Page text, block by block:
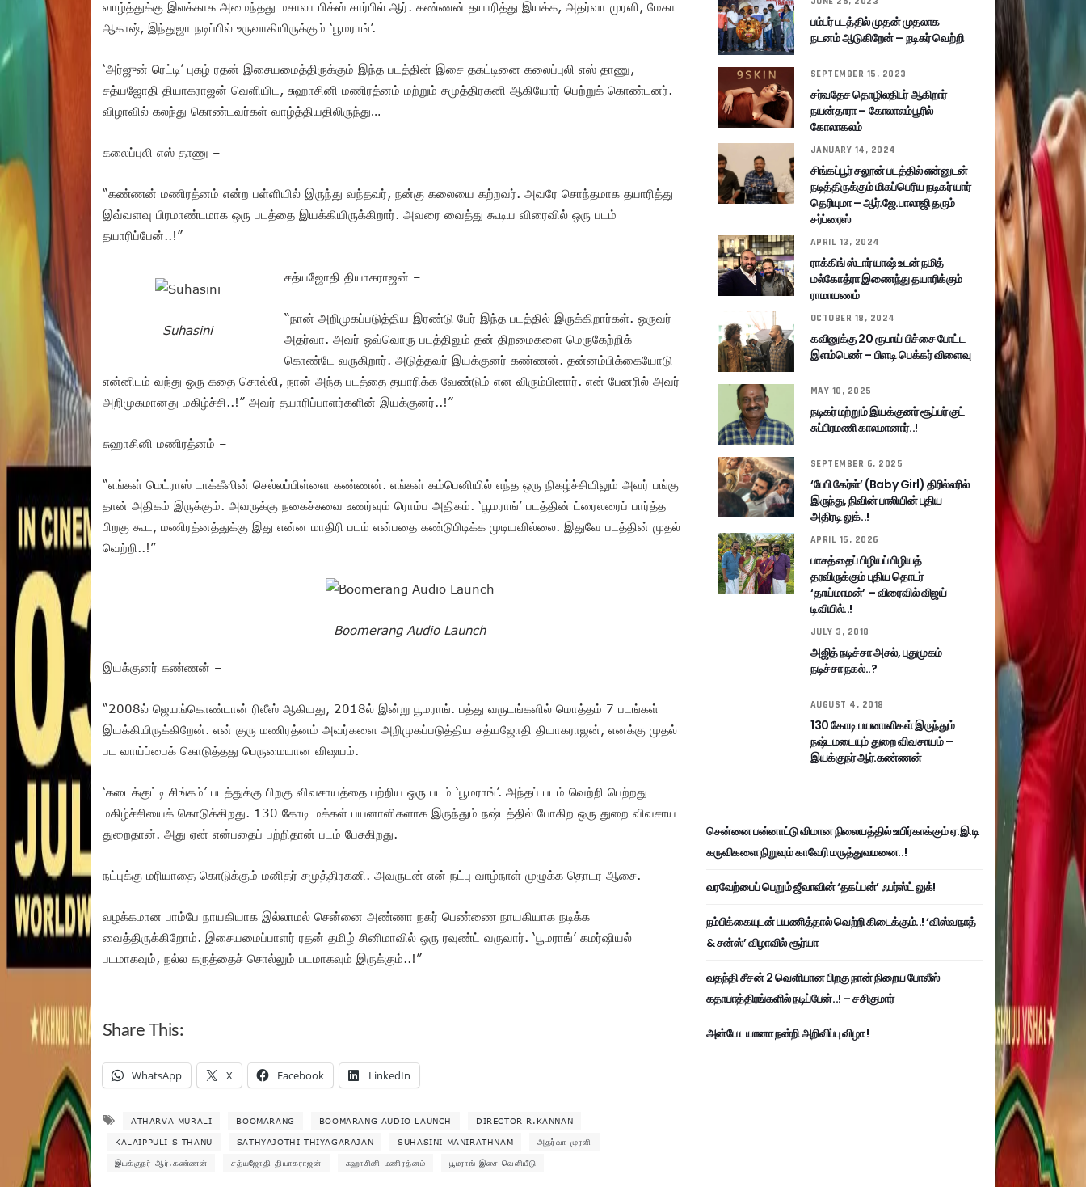
வாழ்த்துக்கு இலக்காக அமைந்தது மசாலா பிக்ஸ் சார்பில் ஆர். கண்ணன் தயாரித்து இயக்க, அதர்வா முரளி, மேகா
ஆகாஷ், இந்துஜா நடிப்பில் உருவாகியிருக்கும் ‘பூமராங்’.
‘அர்ஜுன் ரெட்டி’ புகழ் ரதன் இசையமைத்திருக்கும் இந்த படத்தின் இசை தகட்டினை கலைப்புலி எஸ் தாணு,
சத்யஜோதி தியாகராஜன் வெளியிட, சுஹாசினி மணிரத்னம் மற்றும் சமுத்திரகனி ஆகியோர் பெற்றுக் கொண்டனர்.
விழாவில் கலந்து கொண்டவர்கள் வாழ்த்தியதிலிருந்து…
கலைப்புலி எஸ் தாணு –
“கண்ணன் மணிரத்னம் என்ற பள்ளியில் இருந்து வந்தவர், நன்கு கலையை கற்றவர். அவரே சொந்தமாக தயாரித்து
இவ்வளவு பிரமாண்டமாக ஒரு படத்தை இயக்கியிருக்கிறார். அவரை வைத்து கூடிய விரைவில் ஒரு படம்
தயாரிப்பேன்..!”
Suhasini
சத்யஜோதி தியாகராஜன் –
“நான் அறிமுகப்படுத்திய இரண்டு பேர் இந்த படத்தில் இருக்கிறார்கள். ஒருவர்
அதர்வா. அவர் ஒவ்வொரு படத்திலும் தன் திறமைகளை மெருகேற்றிக்
கொண்டே வருகிறார். அடுத்தவர் இயக்குனர் கண்ணன். தன்னம்பிக்கையோடு
என்னிடம் வந்து ஒரு கதை சொல்லி, நான் அந்த படத்தை தயாரிக்க வேண்டும் என விரும்பினார். என் பேனரில் அவர்
அறிமுகமானது மகிழ்ச்சி..!” அவர் தயாரிப்பாளர்களின் இயக்குனர்..!”
சுஹாசினி மணிரத்னம் –
“எங்கள் மெட்ராஸ் டாக்கீஸின் செல்லப்பிள்ளை கண்ணன். எங்கள் கம்பெனியில் எந்த ஒரு நிகழ்ச்சியிலும் அவர் பங்கு
தான் அதிகம் இருக்கும். அவருக்கு நகைச்சுவை உணர்வும் ரொம்ப அதிகம். ‘பூமராங்’ படத்தின் ட்ரைலரைப் பார்த்த
பிறகு கூட, மணிரத்னத்துக்கு இது என்ன மாதிரி படம் என்பதை கண்டுபிடிக்க முடியவில்லை. இதுவே படத்தின் முதல்
வெற்றி..!”
Boomerang Audio Launch
இயக்குனர் கண்ணன் –
“2008ல் ஜெயங்கொண்டான் ரிலீஸ் ஆகியது, 2018ல் இன்று பூமராங். பத்து வருடங்களில் மொத்தம் 7 படங்கள்
இயக்கியிருக்கிறேன். என் குரு மணிரத்னம் அவர்களை அறிமுகப்படுத்திய சத்யஜோதி தியாகராஜன், எனக்கு முதல்
பட வாய்ப்பைக் கொடுத்தது பெருமையான விஷயம்.
‘கடைக்குட்டி சிங்கம்’ படத்துக்கு பிறகு விவசாயத்தை பற்றிய ஒரு படம் ‘பூமராங்’. அந்தப் படம் வெற்றி பெற்றது
மகிழ்ச்சியைக் கொடுக்கிறது. 130 கோடி மக்கள் பயனாளிகளாக இருந்தும் நஷ்டத்தில் போகிற ஒரு துறை விவசாய
துறைதான். அது ஏன் என்பதைப் பற்றிதான் படம் பேசுகிறது.
நட்புக்கு மரியாதை கொடுக்கும் மனிதர் சமுத்திரகனி. அவருடன் என் நட்பு வாழ்நாள் முழுக்க தொடர ஆசை.
வழக்கமான பாம்பே நாயகியாக இல்லாமல் சென்னை அண்ணா நகர் பெண்ணை நாயகியாக நடிக்க
வைத்திருக்கிறோம். இசையமைப்பாளர் ரதன் தமிழ் சினிமாவில் ஒரு ரவுண்ட் வருவார். ‘பூமராங்’ கமர்ஷியல்
படமாகவும், நல்ல கருத்தைச் சொல்லும் படமாகவும் இருக்கும்..!”
Share This:
WhatsApp X Facebook LinkedIn
ATHARVA MURALI BOOMARANG BOOMARANG AUDIO LAUNCH DIRECTOR R.KANNAN
KALAIPPULI S THANU SATHYAJOTHI THIYAGARAJAN SUHASINI MANIRATHNAM அதர்வா முரளி
இயக்குநர் ஆர்.கண்ணன் சத்யஜோதி தியாகராஜன் சுஹாசினி மணிரத்னம் பூமராங் இசை வெளியீடு
பம்பர் படத்தில் முதன் முதலாக
நடனம் ஆடுகிறேன் – நடிகர் வெற்றி
SEPTEMBER 15, 2023
சர்வதேச தொழிலதிபர் ஆகிறார்
நயன்தாரா – கோலாலம்பூரில்
கோலாகலம்
JANUARY 14, 2024
சிங்கப்பூர் சலூன் படத்தில் என்னுடன்
நடித்திருக்கும் மிகப்பெரிய நடிகர் யார்
தெரியுமா – ஆர்.ஜே.பாலாஜி தரும்
சர்ப்ரைஸ்
APRIL 13, 2024
ராக்கிங் ஸ்டார் யாஷ் உடன் நமித்
மல்கோத்ரா இணைந்து தயாரிக்கும்
ராமாயணம்
OCTOBER 18, 2024
கவினுக்கு 20 ரூபாய் பிச்சை போட்ட
இளம்பெண் – பிளடி பெக்கர் விளைவு
MAY 10, 2025
நடிகர் மற்றும் இயக்குனர் சூப்பர் குட்
சுப்பிரமணி காலமானார்..!
SEPTEMBER 6, 2025
‘பேபி கேர்ள்’ (Baby Girl) திரில்லரில்
இருந்து, நிவின் பாலியின் புதிய
அதிரடி லுக்..!
APRIL 15, 2026
பாசத்தைப் பிழியப் பிழியத்
தரவிருக்கும் புதிய தொடர்
‘தாய்மாமன்’ – விரைவில் விஜய்
டிவியில்..!
JULY 3, 2018
அஜித் நடிச்சா அசல், புதுமுகம்
நடிச்சா நகல்..?
AUGUST 4, 2018
130 கோடி பயனாளிகள் இருந்தும்
நஷ்டமடையும் துறை விவசாயம் –
இயக்குநர் ஆர்.கண்ணன்
சென்னை பன்னாட்டு விமான நிலையத்தில் உயிர்காக்கும் ஏ.இ.டி
கருவிகளை நிறுவும் காவேரி மருத்துவமனை..!
வரவேற்பைப் பெறும் ஜீவாவின் ‘தகப்பன்’ ஃபர்ஸ்ட் லுக்!
நம்பிக்கையுடன் பயணித்தால் வெற்றி கிடைக்கும்..! ‘விஸ்வநாத்
& சன்ஸ்’ விழாவில் சூர்யா
வதந்தி சீசன் 2 வெளியான பிறகு நான் நிறைய போலீஸ்
கதாபாத்திரங்களில் நடிப்பேன்..! – சசிகுமார்
அன்பே டயானா நன்றி அறிவிப்பு விழா !